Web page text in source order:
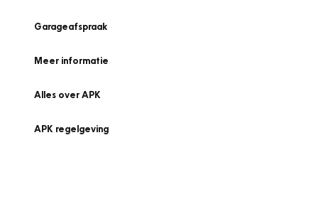
Garageafspraak
Meer informatie
Alles over APK
APK regelgeving